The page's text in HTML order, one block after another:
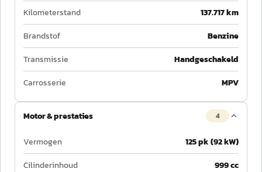
Kilometerstand
137.717 km
Brandstof
Benzine
Transmissie
Handgeschakeld
Carrosserie
MPV
Motor & prestaties 4
Vermogen
125 pk (92 kW)
Cilinderinhoud
999 cc